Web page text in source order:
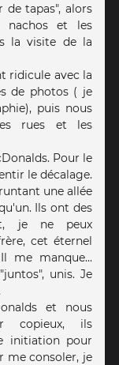
tapas", alors
nachos et les
la visite de la
ridicule avec la
de photos ( je
puis nous
rues et les
Pour le
le décalage.
une allée
Ils ont des
je ne peux
cet éternel
me manque...
unis. Je
et nous
copieux, ils
initiation pour
me consoler, je